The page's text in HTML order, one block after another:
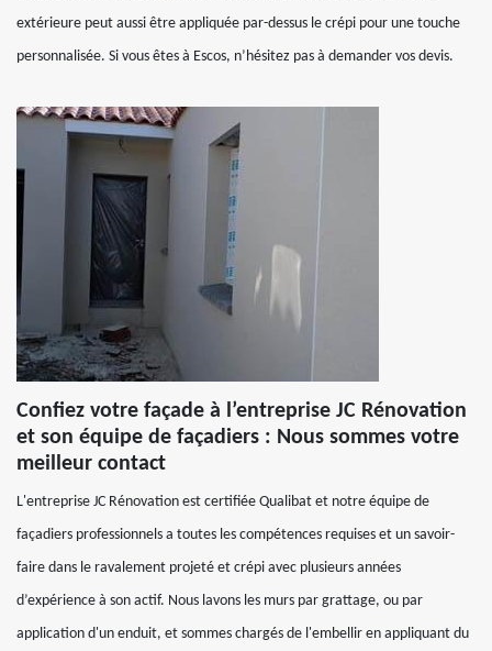
extérieure peut aussi être appliquée par-dessus le crépi pour une touche
personnalisée. Si vous êtes à Escos, n’hésitez pas à demander vos devis.
Confiez votre façade à l’entreprise JC Rénovation
et son équipe de façadiers : Nous sommes votre
meilleur contact
L'entreprise JC Rénovation est certifiée Qualibat et notre équipe de
façadiers professionnels a toutes les compétences requises et un savoir-
faire dans le ravalement projeté et crépi avec plusieurs années
d’expérience à son actif. Nous lavons les murs par grattage, ou par
application d'un enduit, et sommes chargés de l'embellir en appliquant du